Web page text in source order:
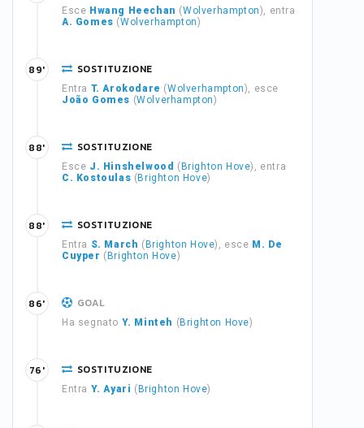
Esce Hwang Heechan (Wolverhampton), entra
A. Gomes (Wolverhampton)
SOSTITUZIONE
Entra T. Arokodare (Wolverhampton), esce
João Gomes (Wolverhampton)
89'
SOSTITUZIONE
Esce J. Hinshelwood ( Brighton Hove), entra
C. Kostoulas ( Brighton Hove)
88'
SOSTITUZIONE
Entra S. March ( Brighton Hove), esce M. De
Cuyper ( Brighton Hove)
88'
GOAL
Ha segnato Y. Minteh ( Brighton Hove)
86'
SOSTITUZIONE
Entra Y. Ayari ( Brighton Hove)
76'